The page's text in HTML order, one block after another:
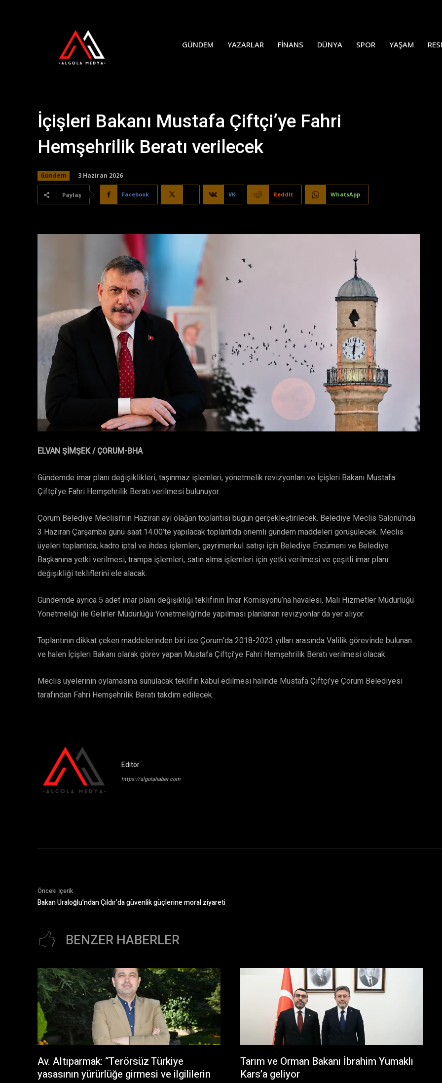
GÜNDEM YAZARLAR FINANS DÜNYA SPOR YAŞAM
İçişleri Bakanı Mustafa Çiftçi’ye Fahri
Hemşehrilik Beratı verilecek
Gündem 3 Haziran 2026
Paylaş Facebook VK ReddIt WhatsApp
ELVAN ŞİMŞEK / ÇORUM-BHA
Gündemde imar planı değişiklikleri, taşınmaz işlemleri, yönetmelik revizyonları ve İçişleri Bakanı Mustafa
Çiftçi’ye Fahri Hemşehrilik Beratı verilmesi bulunuyor.
Çorum Belediye Meclisi’nin Haziran ayı olağan toplantısı bugün gerçekleştirilecek. Belediye Meclis Salonu’nda
3 Haziran Çarşamba günü saat 14.00’te yapılacak toplantıda önemli gündem maddeleri görüşülecek. Meclis
üyeleri toplantıda; kadro iptal ve ihdas işlemleri, gayrimenkul satışı için Belediye Encümeni ve Belediye
Başkanına yetki verilmesi, trampa işlemleri, satın alma işlemleri için yetki verilmesi ve çeşitli imar planı
değişikliği tekliflerini ele alacak.
Gündemde ayrıca 5 adet imar planı değişikliği teklifinin İmar Komisyonu’na havalesi, Mali Hizmetler Müdürlüğü
Yönetmeliği ile Gelirler Müdürlüğü Yönetmeliği’nde yapılması planlanan revizyonlar da yer alıyor.
Toplantının dikkat çeken maddelerinden biri ise Çorum’da 2018-2023 yılları arasında Valilik görevinde bulunan
ve halen İçişleri Bakanı olarak görev yapan Mustafa Çiftçi’ye Fahri Hemşehrilik Beratı verilmesi olacak.
Meclis üyelerinin oylamasına sunulacak teklifin kabul edilmesi halinde Mustafa Çiftçi’ye Çorum Belediyesi
tarafından Fahri Hemşehrilik Beratı takdim edilecek.
Editör
https://algolahaber.com
Önceki İçerik
Bakan Uraloğlu’ndan Çıldır’da güvenlik güçlerine moral ziyareti
BENZER HABERLER
Av. Altıparmak: “Terörsüz Türkiye
yasasının yürürlüğe girmesi ve ilgililerin
Tarım ve Orman Bakanı İbrahim Yumaklı
Kars’a geliyor